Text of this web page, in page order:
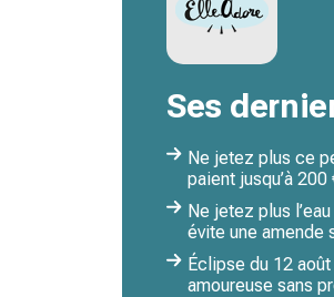
Ses
Ne jetez plus ce
paient jusqu’à 200
Ne jetez plus
évite une amende
Éclipse du 12
amoureuse sans